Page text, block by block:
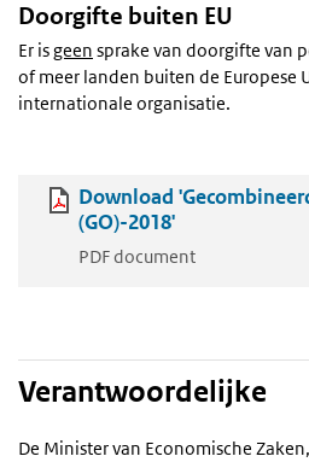
Doorgifte buiten EU
Er isgeen sprake van doorgifte van
of meer landen buiten de Europese
internationale organisatie.
Download
(GO)-2018'
PDF document
Verantwoordelijke
De Minister van Economische